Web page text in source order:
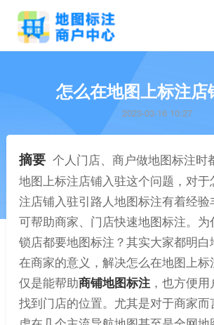
怎么在地图上标注店
2023-03-16 10:27
摘要 个人门店、商户做地图标注时
地图上标注店铺入驻这个问题，对
注店铺入驻引路人地图标注有着经验
可帮助商家、门店快速地图标注。
锁店都要地图标注？其实大家都明
在商家的意义，解决怎么在地图上标
仅是能帮助商铺地图标注，也方便用
找到门店的位置。尤其是对于商家